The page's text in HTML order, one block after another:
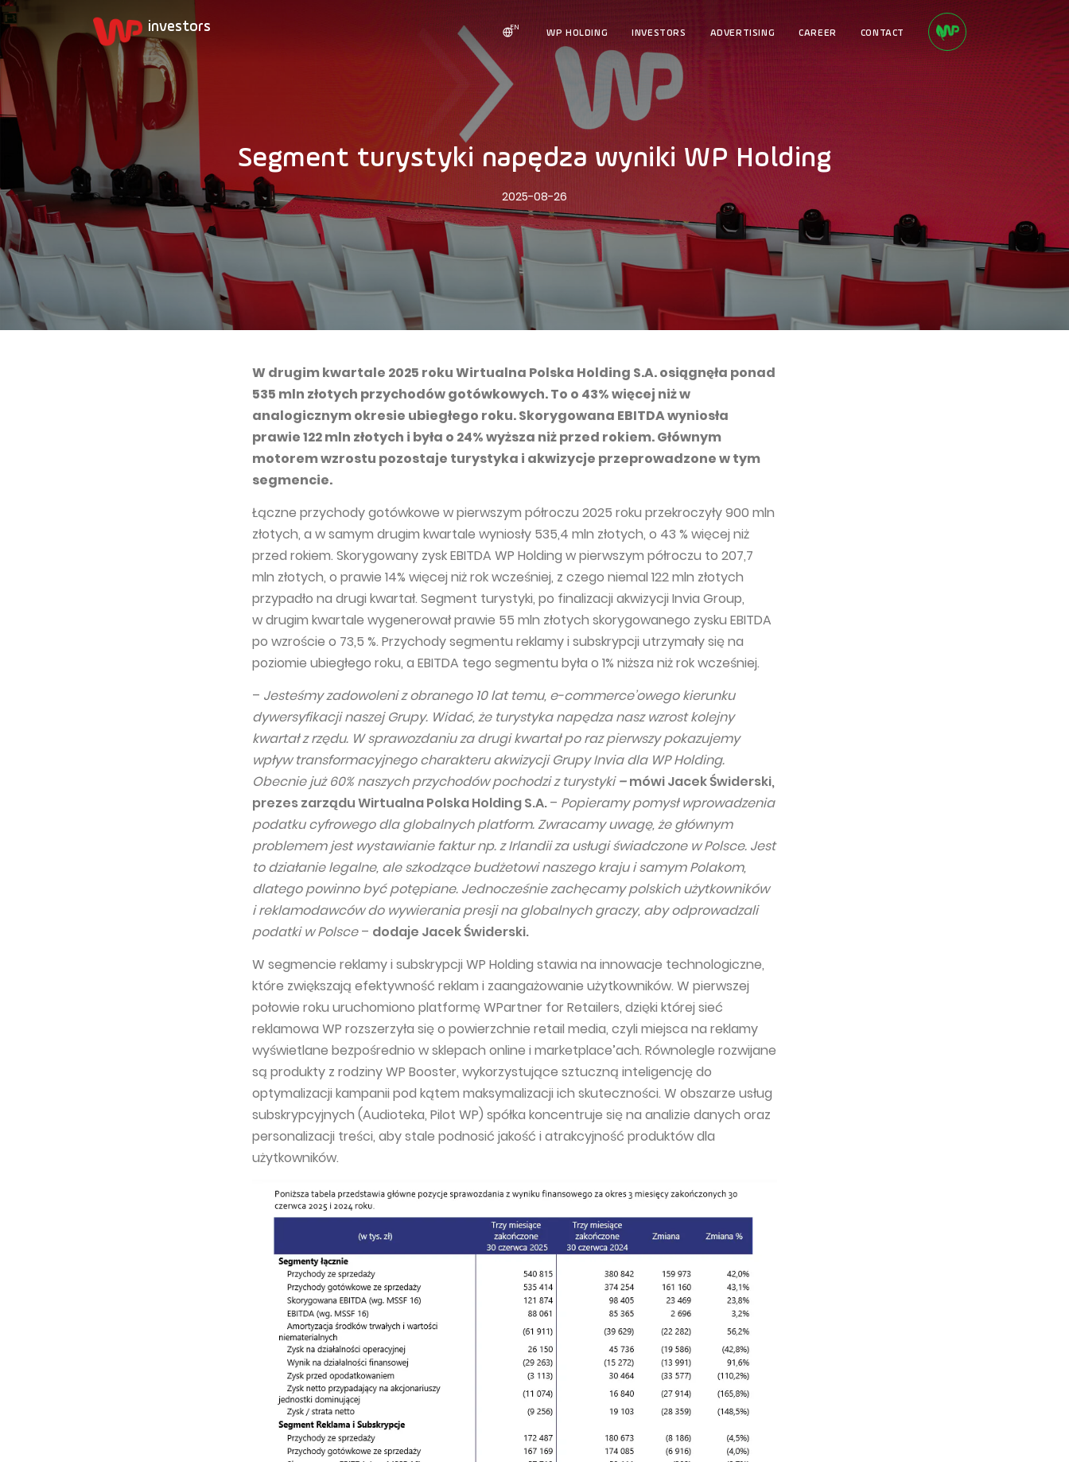
WP HOLDING INVESTORS ADVERTISING CAREER CONTACT
EN
Segment turystyki napędza wyniki WP Holding
2025-08-26
W drugim kwartale 2025 roku Wirtualna Polska Holding S.A. osiągnęła ponad
535 mln złotych przychodów gotówkowych. To o 43% więcej niż w
analogicznym okresie ubiegłego roku. Skorygowana EBITDA wyniosła
prawie 122 mln złotych i była o 24% wyższa niż przed rokiem. Głównym
motorem wzrostu pozostaje turystyka i akwizycje przeprowadzone w tym
segmencie.
Łączne przychody gotówkowe w pierwszym półroczu 2025 roku przekroczyły 900 mln
złotych, a w samym drugim kwartale wyniosły 535,4 mln złotych, o 43 % więcej niż
przed rokiem. Skorygowany zysk EBITDA WP Holding w pierwszym półroczu to 207,7
mln złotych, o prawie 14% więcej niż rok wcześniej, z czego niemal 122 mln złotych
przypadło na drugi kwartał. Segment turystyki, po finalizacji akwizycji Invia Group,
w drugim kwartale wygenerował prawie 55 mln złotych skorygowanego zysku EBITDA
po wzroście o 73,5 %. Przychody segmentu reklamy i subskrypcji utrzymały się na
poziomie ubiegłego roku, a EBITDA tego segmentu była o 1% niższa niż rok wcześniej.
– Jesteśmy zadowoleni z obranego 10 lat temu, e-commerce’owego kierunku
dywersyfikacji naszej Grupy. Widać, że turystyka napędza nasz wzrost kolejny
kwartał z rzędu. W sprawozdaniu za drugi kwartał po raz pierwszy pokazujemy
wpływ transformacyjnego charakteru akwizycji Grupy Invia dla WP Holding.
Obecnie już 60% naszych przychodów pochodzi z turystyki– mówi Jacek Świderski,
prezes zarządu Wirtualna Polska Holding S.A.– Popieramy pomysł wprowadzenia
podatku cyfrowego dla globalnych platform. Zwracamy uwagę, że głównym
problemem jest wystawianie faktur np. z Irlandii za usługi świadczone w Polsce. Jest
to działanie legalne, ale szkodzące budżetowi naszego kraju i samym Polakom,
dlatego powinno być potępiane. Jednocześnie zachęcamy polskich użytkowników
i reklamodawców do wywierania presji na globalnych graczy, aby odprowadzali
podatki w Polsce– dodaje Jacek Świderski.
W segmencie reklamy i subskrypcji WP Holding stawia na innowacje technologiczne,
które zwiększają efektywność reklam i zaangażowanie użytkowników. W pierwszej
połowie roku uruchomiono platformę WPartner for Retailers, dzięki której sieć
reklamowa WP rozszerzyła się o powierzchnie retail media, czyli miejsca na reklamy
wyświetlane bezpośrednio w sklepach online i marketplace’ach. Równolegle rozwijane
są produkty z rodziny WP Booster, wykorzystujące sztuczną inteligencję do
optymalizacji kampanii pod kątem maksymalizacji ich skuteczności. W obszarze usług
subskrypcyjnych (Audioteka, Pilot WP) spółka koncentruje się na analizie danych oraz
personalizacji treści, aby stale podnosić jakość i atrakcyjność produktów dla
użytkowników.